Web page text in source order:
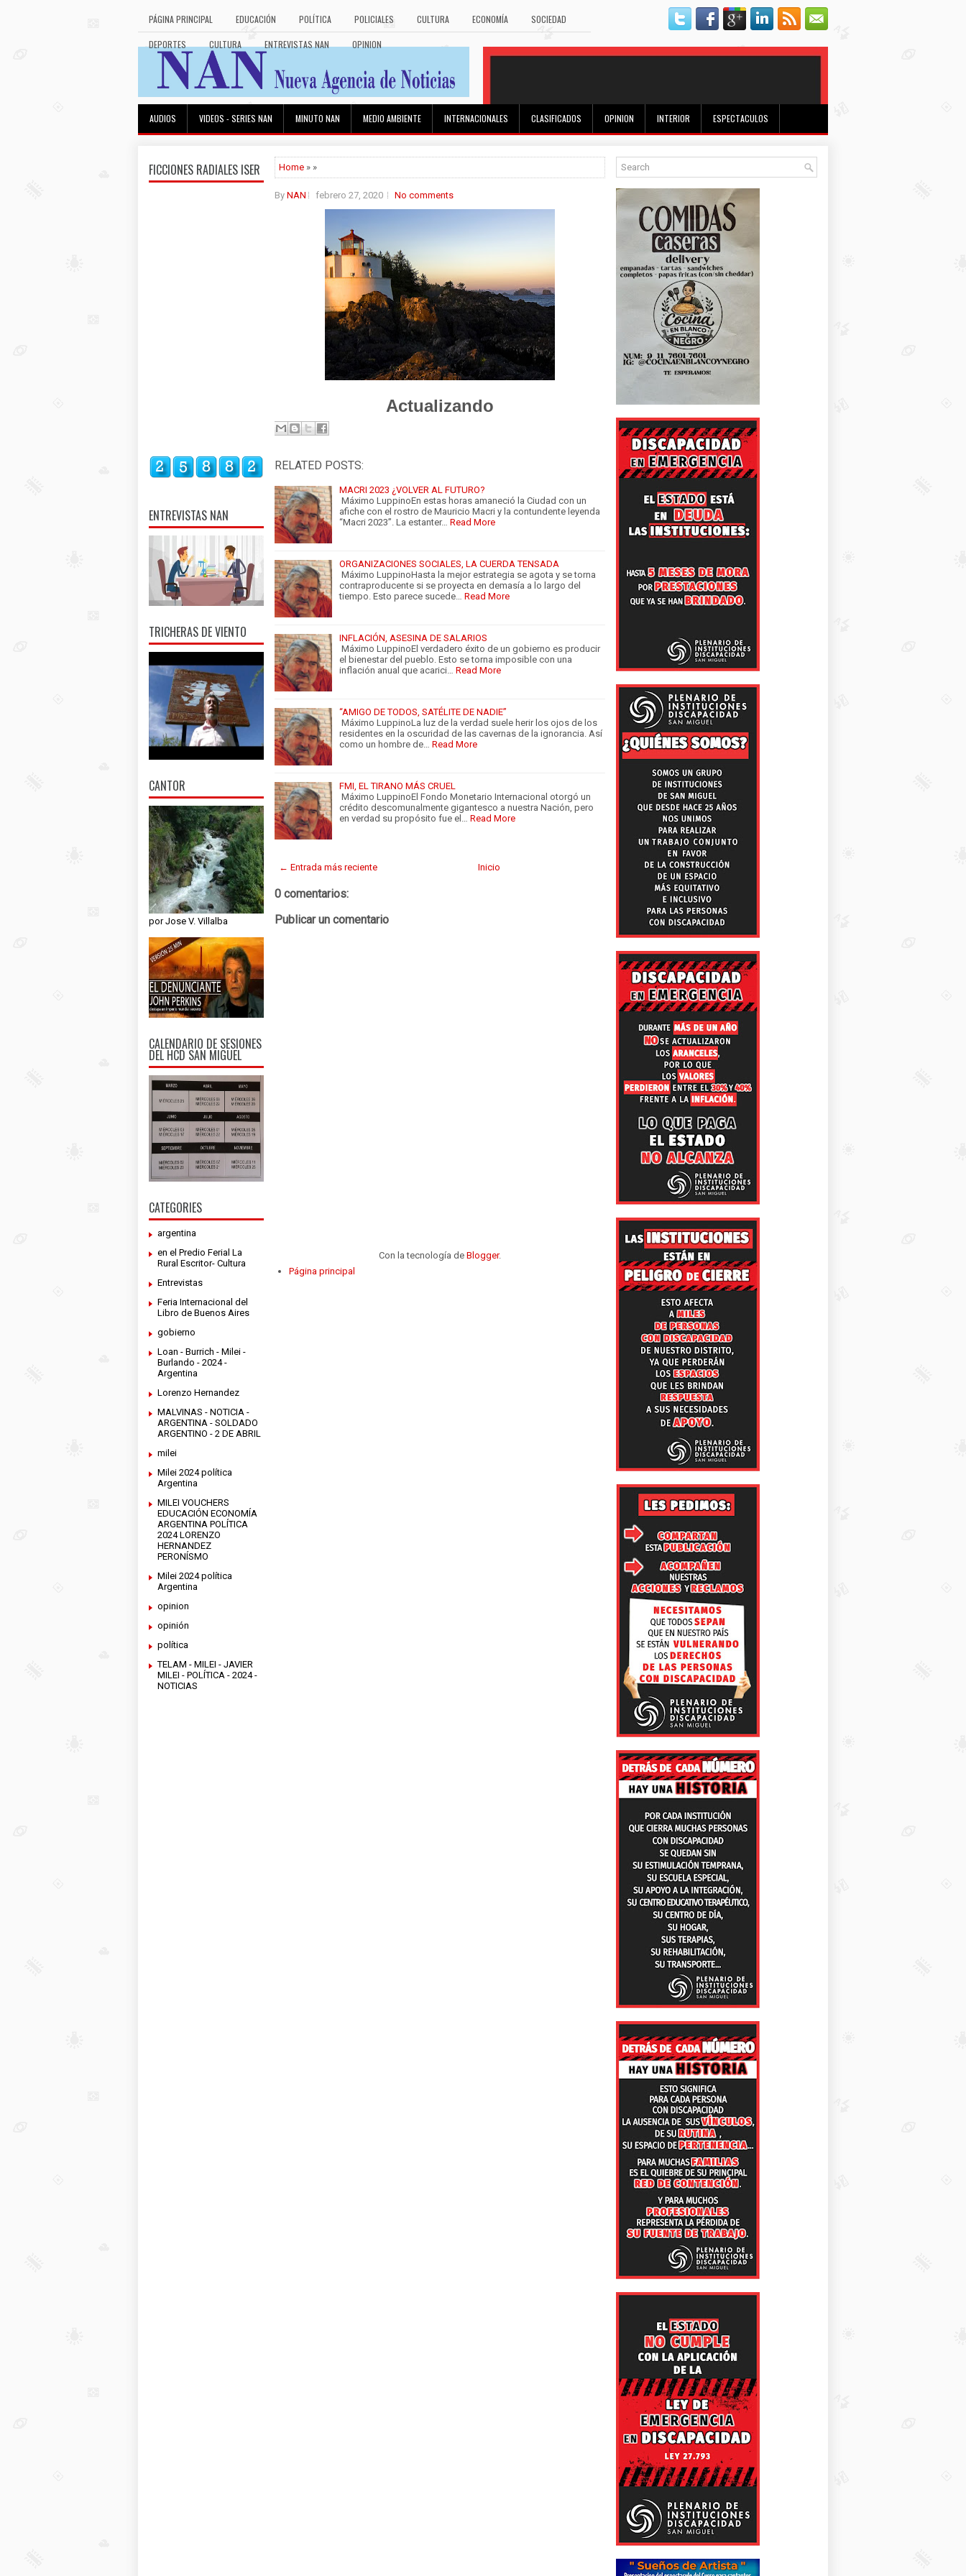
PÁGINA PRINCIPAL EDUCACIÓN POLÍTICA POLICIALES CULTURA ECONOMÍA SOCIEDAD
DEPORTES CULTURA ENTREVISTAS NAN OPINION
AUDIOS VIDEOS - SERIES NAN MINUTO NAN MEDIO AMBIENTE INTERNACIONALES CLASIFICADOS OPINION INTERIOR ESPECTACULOS
FICCIONES RADIALES ISER
ENTREVISTAS NAN
TRICHERAS DE VIENTO
CANTOR
por Jose V. Villalba
CALENDARIO DE SESIONES
DEL HCD SAN MIGUEL
CATEGORIES
argentina
en el Predio Ferial La
Rural Escritor- Cultura
Entrevistas
Feria Internacional del
Libro de Buenos Aires
gobierno
Loan - Burrich - Milei -
Burlando - 2024 -
Argentina
Lorenzo Hernandez
MALVINAS - NOTICIA -
ARGENTINA - SOLDADO
ARGENTINO - 2 DE ABRIL
milei
Milei 2024 política
Argentina
MILEI VOUCHERS
EDUCACIÓN ECONOMÍA
ARGENTINA POLÍTICA
2024 LORENZO
HERNANDEZ
PERONÍSMO
Milei 2024 política
Argentina
opinion
opinión
política
TELAM - MILEI - JAVIER
MILEI - POLÍTICA - 2024 -
NOTICIAS
Home » »
By NAN febrero 27, 2020 No comments
Actualizando
RELATED POSTS:
MACRI 2023 ¿VOLVER AL FUTURO?
Máximo LuppinoEn estas horas amaneció la Ciudad con un
afiche con el rostro de Mauricio Macri y la contundente leyenda
“Macri 2023”. La estanter…
Read More
ORGANIZACIONES SOCIALES, LA CUERDA TENSADA
Máximo LuppinoHasta la mejor estrategia se agota y se torna
contraproducente si se proyecta en demasía a lo largo del
tiempo. Esto parece sucede…
Read More
INFLACIÓN, ASESINA DE SALARIOS
Máximo LuppinoEl verdadero éxito de un gobierno es producir
el bienestar del pueblo. Esto se torna imposible con una
inflación anual que acarici…
Read More
“AMIGO DE TODOS, SATÉLITE DE NADIE”
Máximo LuppinoLa luz de la verdad suele herir los ojos de los
residentes en la oscuridad de las cavernas de la ignorancia. Así
como un hombre de…
Read More
FMI, EL TIRANO MÁS CRUEL
Máximo LuppinoEl Fondo Monetario Internacional otorgó un
crédito descomunalmente gigantesco a nuestra Nación, pero
en verdad su propósito fue el…
Read More
← Entrada más reciente Inicio
0 comentarios:
Publicar un comentario
Con la tecnología de Blogger.
Página principal